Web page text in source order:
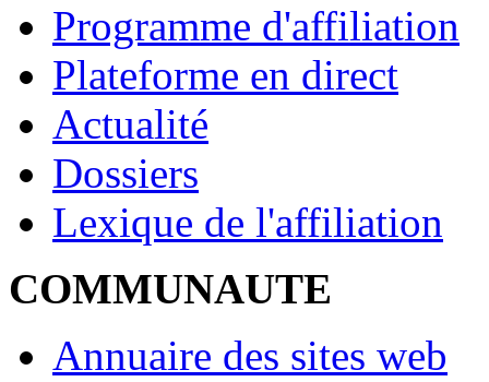
Programme d'affiliation
Plateforme en direct
Actualité
Dossiers
Lexique de l'affiliation
COMMUNAUTE
Annuaire des sites web